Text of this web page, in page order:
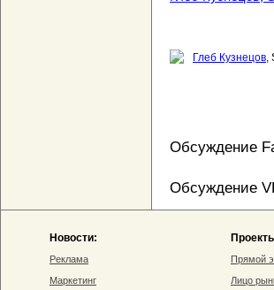
Глеб Кузнецов,
Обсуждение
Обсуждение
Новости:
Реклама
Маркетинг
Прямой
Лицо